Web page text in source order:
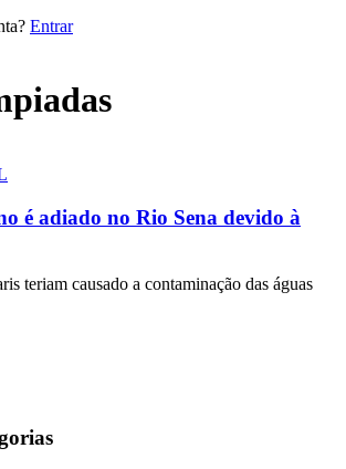
Entrar
é adiado no Rio Sena devido à
teriam causado a contaminação das águas